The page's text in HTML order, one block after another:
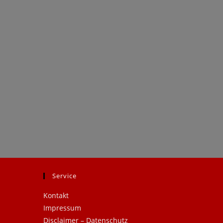
Service
Kontakt
Impressum
Disclaimer – Datenschutz